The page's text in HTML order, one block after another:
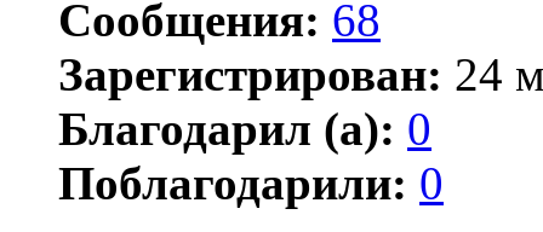
Сообщения: 68
Зарегистрирован: 24
Благодарил (а): 0
Поблагодарили: 0